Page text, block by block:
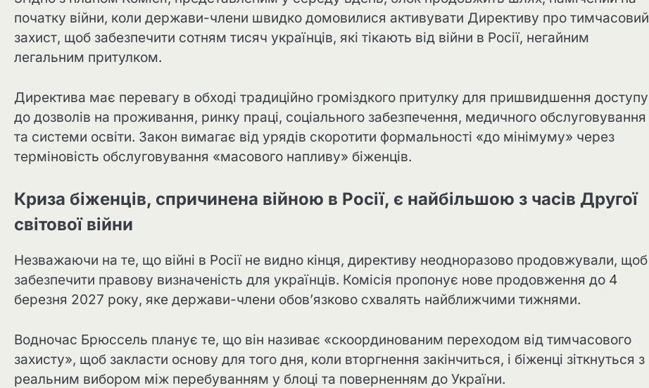
початку війни, коли держави-члени швидко домовилися активувати Директиву про тимчасовий
захист, щоб забезпечити сотням тисяч українців, які тікають від війни в Росії, негайним
легальним притулком.
Директива має перевагу в обході традиційно громіздкого притулку для пришвидшення доступу
до дозволів на проживання, ринку праці, соціального забезпечення, медичного обслуговування
та системи освіти. Закон вимагає від урядів скоротити формальності «до мінімуму» через
терміновість обслуговування «масового напливу» біженців.
Криза біженців, спричинена війною в Росії, є найбільшою з часів Другої
світової війни
Незважаючи на те, що війні в Росії не видно кінця, директиву неодноразово продовжували, щоб
забезпечити правову визначеність для українців. Комісія пропонує нове продовження до 4
березня 2027 року, яке держави-члени обов’язково схвалять найближчими тижнями.
Водночас Брюссель планує те, що він називає «скоординованим переходом від тимчасового
захисту», щоб закласти основу для того дня, коли вторгнення закінчиться, і біженці зіткнуться з
реальним вибором між перебуванням у блоці та поверненням до України.